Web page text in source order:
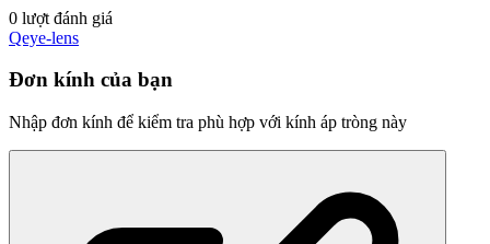
0 lượt đánh giá
Qeye-lens
Đơn kính của bạn
Nhập đơn kính để kiểm tra phù hợp với kính áp tròng này